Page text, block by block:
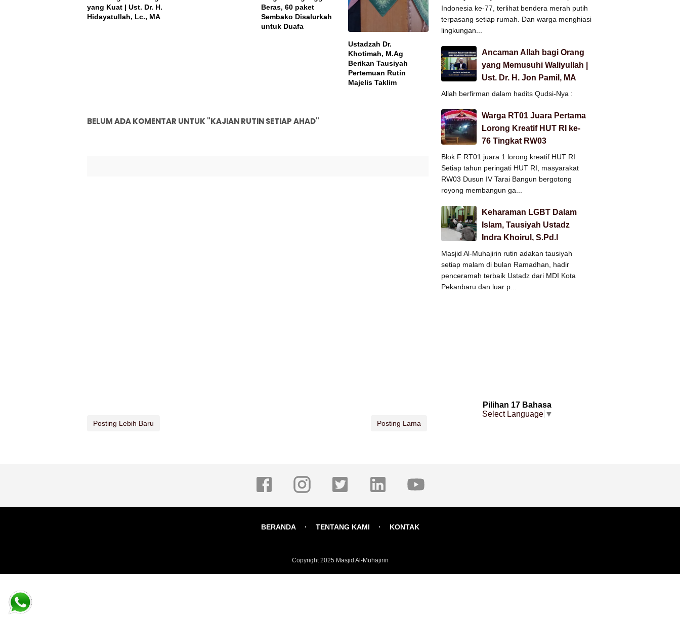
yang Kuat | Ust. Dr. H.
Hidayatullah, Lc., MA
Beras, 60 paket
Sembako Disalurkah
untuk Duafa
Ustadzah Dr.
Khotimah, M.Ag
Berikan Tausiyah
Pertemuan Rutin
Majelis Taklim
BELUM ADA KOMENTAR UNTUK "KAJIAN RUTIN SETIAP AHAD"
Posting Lebih Baru Posting Lama
Indonesia ke-77, terlihat bendera merah putih
terpasang setiap rumah. Dan warga menghiasi
lingkungan...
Ancaman Allah bagi Orang
yang Memusuhi Waliyullah |
Ust. Dr. H. Jon Pamil, MA
Allah berfirman dalam hadits Qudsi-Nya :
Warga RT01 Juara Pertama
Lorong Kreatif HUT RI ke-
76 Tingkat RW03
Blok F RT01 juara 1 lorong kreatif HUT RI
Setiap tahun peringati HUT RI, masyarakat
RW03 Dusun IV Tarai Bangun bergotong
royong membangun ga...
Keharaman LGBT Dalam
Islam, Tausiyah Ustadz
Indra Khoirul, S.Pd.I
Masjid Al-Muhajirin rutin adakan tausiyah
setiap malam di bulan Ramadhan, hadir
penceramah terbaik Ustadz dari MDI Kota
Pekanbaru dan luar p...
Pilihan 17 Bahasa
Select Language ▼
BERANDA TENTANG KAMI KONTAK
Copyright 2025 Masjid Al-Muhajirin